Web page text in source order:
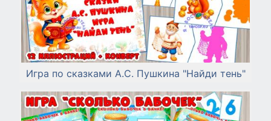
Игра по сказками А.С. Пушкина "Найди тень"